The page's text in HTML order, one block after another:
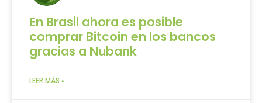
En Brasil ahora es posible
comprar Bitcoin en los bancos
gracias a Nubank
LEER MÁS »